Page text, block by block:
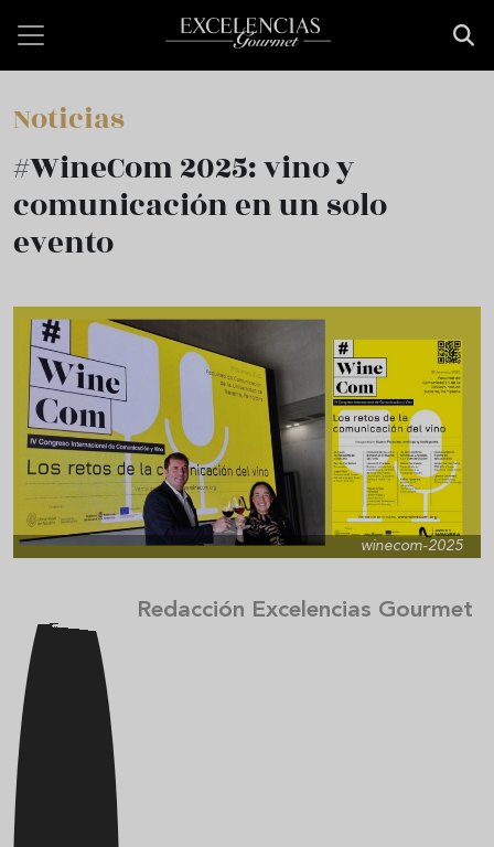
Noticias
#WineCom 2025: vino y
comunicación en un solo
evento
winecom-2025
Redacción Excelencias Gourmet